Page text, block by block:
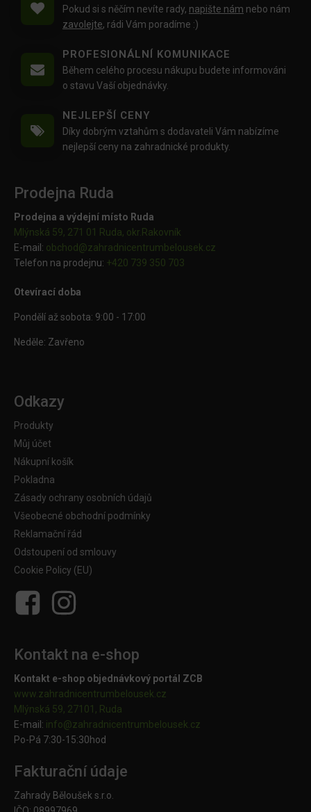
Pokud si s něčím nevíte rady, napište nám nebo nám
zavolejte, rádi Vám poradíme :)
PROFESIONÁLNÍ KOMUNIKACE
Během celého procesu nákupu budete informováni
o stavu Vaší objednávky.
NEJLEPŠÍ CENY
Díky dobrým vztahům s dodavateli Vám nabízíme
nejlepší ceny na zahradnické produkty.
Prodejna Ruda
Prodejna a výdejní místo Ruda
Mlýnská 59, 271 01 Ruda, okr.Rakovník
E-mail: obchod@zahradnicentrumbelousek.cz
Telefon na prodejnu: +420 739 350 703
Otevírací doba
Pondělí až sobota: 9:00 - 17:00
Neděle: Zavřeno
Odkazy
Produkty
Můj účet
Nákupní košík
Pokladna
Zásady ochrany osobních údajů
Všeobecné obchodní podmínky
Reklamační řád
Odstoupení od smlouvy
Cookie Policy (EU)
Kontakt na e-shop
Kontakt e-shop objednávkový portál ZCB
www.zahradnicentrumbelousek.cz
Mlýnská 59, 27101, Ruda
E-mail: info@zahradnicentrumbelousek. cz
Po-Pá 7:30-15:30hod
Fakturační údaje
Zahrady Běloušek s.r.o.